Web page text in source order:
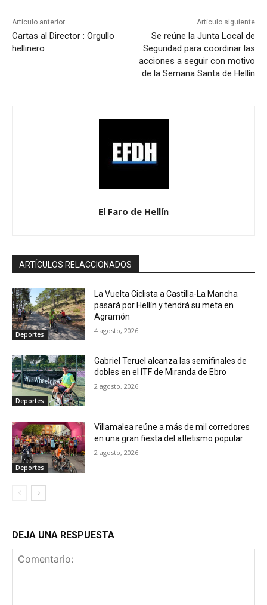
Artículo anterior
Cartas al Director : Orgullo
hellinero
Artículo siguiente
Se reúne la Junta Local de
Seguridad para coordinar las
acciones a seguir con motivo
de la Semana Santa de Hellín
El Faro de Hellín
ARTÍCULOS RELACCIONADOS
Deportes
La Vuelta Ciclista a Castilla-La Mancha
pasará por Hellín y tendrá su meta en
Agramón
4 agosto, 2026
Deportes
Gabriel Teruel alcanza las semifinales de
dobles en el ITF de Miranda de Ebro
2 agosto, 2026
Deportes
Villamalea reúne a más de mil corredores
en una gran fiesta del atletismo popular
2 agosto, 2026
DEJA UNA RESPUESTA